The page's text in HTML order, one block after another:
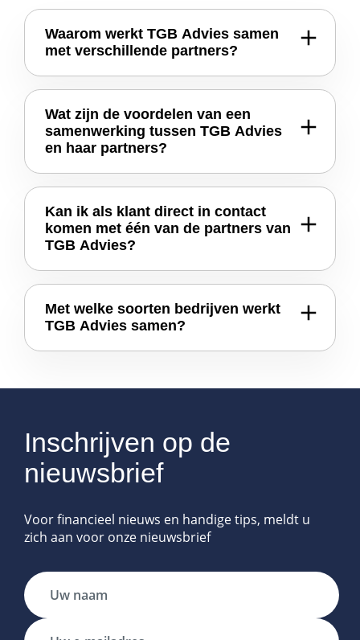
Waarom werkt TGB Advies samen
met verschillende partners?
Wat zijn de voordelen van een
samenwerking tussen TGB Advies
en haar partners?
Kan ik als klant direct in contact
komen met één van de partners van
TGB Advies?
Met welke soorten bedrijven werkt
TGB Advies samen?
Inschrijven op de
nieuwsbrief
Voor financieel nieuws en handige tips, meldt u
zich aan voor onze nieuwsbrief